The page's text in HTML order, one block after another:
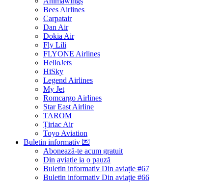
Bees Airlines
Carpatair
Dan Air
Dokia Air
Fly Lili
FLYONE Airlines
HelloJets
HiSky
Legend Airlines
My Jet
Romcargo Airlines
Star East Airline
TAROM
Țiriac Air
Toyo Aviation
Buletin informativ 💌
Abonează-te acum gratuit
Din aviație ia o pauză
Buletin informativ Din aviație #67
Buletin informativ Din aviație #66